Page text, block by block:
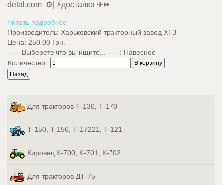
detal.com ⚙️| ⚡доставка ✈⏩
Читать подробнее
Производитель: Харьковский тракторный завод ХТЗ
Цена: 250.00 Грн.
----- Выберете что вы ищите... -----: Навесное
Количество:
Для тракторов Т-130, Т-170
Т-150, Т-156, Т-17221, Т-121
Кировец K-700, K-701, K-702
Для тракторов ДТ-75